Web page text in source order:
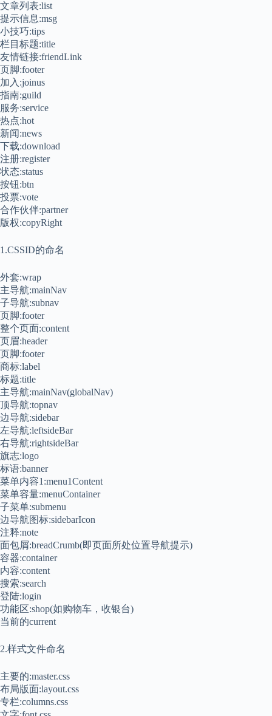
文章列表:list
提示信息:msg
小技巧:tips
栏目标题:title
友情链接:friendLink
页脚:footer
加入:joinus
指南:guild
服务:service
热点:hot
新闻:news
下载:download
注册:register
状态:status
按钮:btn
投票:vote
合作伙伴:partner
版权:copyRight
1.CSSID的命名
外套:wrap
主导航:mainNav
子导航:subnav
页脚:footer
整个页面:content
页眉:header
页脚:footer
商标:label
标题:title
主导航:mainNav(globalNav)
顶导航:topnav
边导航:sidebar
左导航:leftsideBar
右导航:rightsideBar
旗志:logo
标语:banner
菜单内容1:menu1Content
菜单容量:menuContainer
子菜单:submenu
边导航图标:sidebarIcon
注释:note
面包屑:breadCrumb(即页面所处位置导航提示)
容器:container
内容:content
搜索:search
登陆:login
功能区:shop(如购物车，收银台)
当前的current
2.样式文件命名
主要的:master.css
布局版面:layout.css
专栏:columns.css